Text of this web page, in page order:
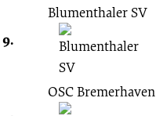
9.
Blumenthaler SV
OSC Bremerhaven